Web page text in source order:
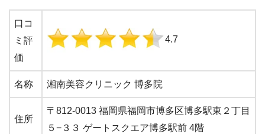
口コ
ミ評
価
4.7
名称 湘南美容クリニック 博多院
住所
〒812-0013 福岡県福岡市博多区博多駅東２丁目
５−３３ ゲートスクエア博多駅前 4階